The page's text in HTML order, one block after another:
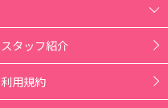
スタッフ紹介
利用規約